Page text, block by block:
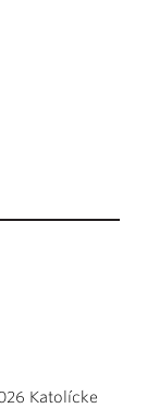
Katolícke